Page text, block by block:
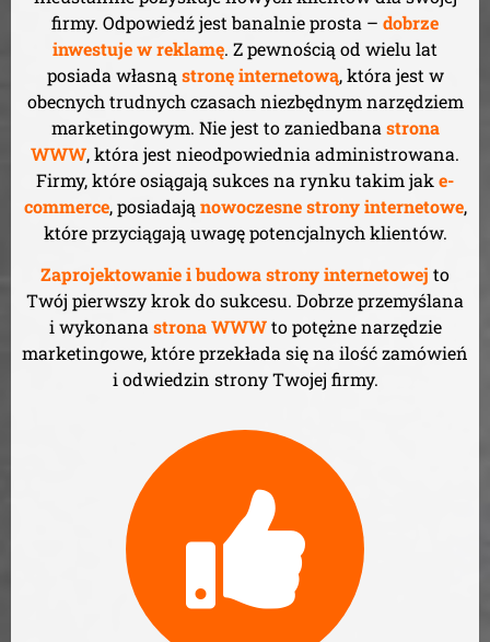
firmy. Odpowiedź jest banalnie prosta – dobrze
inwestuje w reklamę. Z pewnością od wielu lat
posiada własną stronę internetową, która jest w
obecnych trudnych czasach niezbędnym narzędziem
marketingowym. Nie jest to zaniedbana strona
WWW, która jest nieodpowiednia administrowana.
Firmy, które osiągają sukces na rynku takim jak e-
commerce, posiadają nowoczesne strony internetowe,
które przyciągają uwagę potencjalnych klientów.
Zaprojektowanie i budowa strony internetowej to
Twój pierwszy krok do sukcesu. Dobrze przemyślana
i wykonana strona WWW to potężne narzędzie
marketingowe, które przekłada się na ilość zamówień
i odwiedzin strony Twojej firmy.